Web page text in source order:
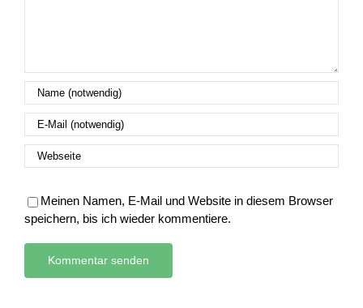
Meinen Namen, E-Mail und Website in diesem Browser
speichern, bis ich wieder kommentiere.